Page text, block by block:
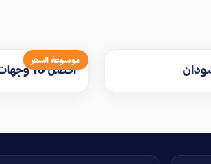
موسوعة السفر
افضل 10 وجهات للسفر في شهر يوليو